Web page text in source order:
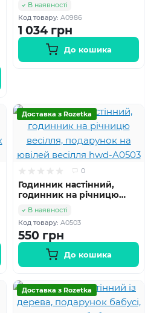
В наявності
Код товару: A0986
1 034 грн
До кошика
Доставка з Rozetka
0
Годинник настінний,
годинник на річницю
весілля, подарунок на
ювілей весілля hwd-
A0503
В наявності
Код товару: A0503
550 грн
До кошика
Доставка з Rozetka